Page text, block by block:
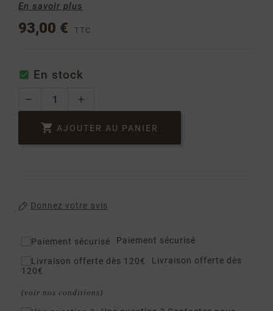
En savoir plus
93,00 € TTC
 En stock
 AJOUTER AU PANIER
Donnez votre avis
Paiement sécurisé
Livraison offerte dès
120€
(voir nos conditions)